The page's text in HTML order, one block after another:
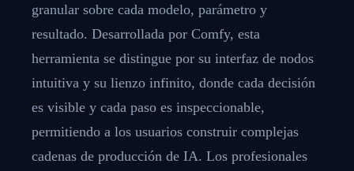
granular sobre cada modelo, parámetro y
resultado. Desarrollada por Comfy, esta
herramienta se distingue por su interfaz de nodos
intuitiva y su lienzo infinito, donde cada decisión
es visible y cada paso es inspeccionable,
permitiendo a los usuarios construir complejas
cadenas de producción de IA. Los profesionales